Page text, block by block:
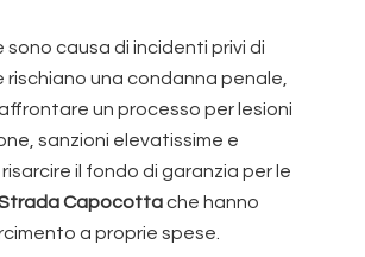
causa di incidenti privi di
rischiano una condanna penale,
un processo per lesioni
sanzioni elevatissime e
il fondo di garanzia per le
Capocottache hanno
a proprie spese.